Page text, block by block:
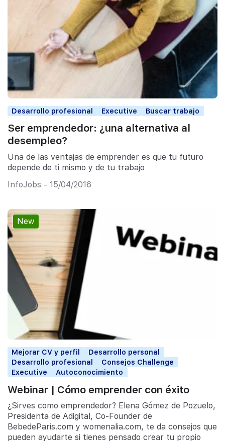
Desarrollo profesional Executive Buscar trabajo
Ser emprendedor: ¿una alternativa al
desempleo?
Una de las ventajas de emprender es que tu futuro
depende de ti mismo y de tu trabajo
InfoJobs - 15/04/2016
New
Mejorar CV y perfil
Desarrollo personal
Desarrollo profesional
Consejos Challenge
Executive
Autoconocimiento
Webinar | Cómo emprender con éxito
¿Sirves como emprendedor? Elena Gómez de Pozuelo,
Presidenta de Adigital, Co-Founder de
BebedeParis.com y womenalia.com, te da consejos que
pueden ayudarte si tienes pensado crear tu propio